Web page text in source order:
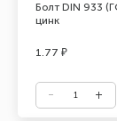
Болт DIN 933
цинк
1.77 ₽